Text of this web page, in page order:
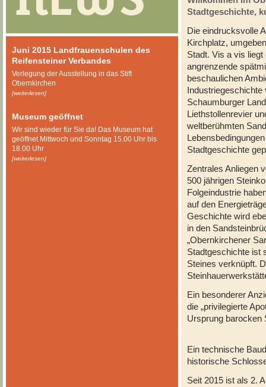
Juni 2015 Landfrauenschulen des
Reifensteiner Verbandes
Verlegung der Ausstellung in das Stift
Obernkirchen
[weiterlesen]
Museum geöffnet
Wir sind wieder für Sie da! Das Museum hat
geöffnet Mittwoch und Sonntag 15.00 Uhr bis
18.00 Uhr
[weiterlesen]
Stadtgeschichte,
Die eindrucksvolle
Kirchplatz,
Stadt. Vis a vis
angrenzende
beschaulichen
Schaumburger
Liethstollenrevier
weltberühmten
Stadtgeschichte
Zentrales Anliegen
500 jährigen
Folgeindustrie
auf den
Geschichte wird
in den
„Obernkirchener
Stadtgeschichte ist
Steines verknüpft.
Ein besonderer
die „privilegierte
Ursprung barocken
Ein technische
historische
Seit 2015 ist als 2.